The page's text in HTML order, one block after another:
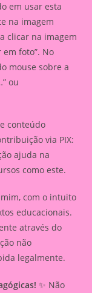
em usar esta
na imagem
clicar na imagem
em foto”. No
mouse sobre a
ou
conteúdo
via PIX:
ajuda na
como este.
com o intuito
educacionais.
através do
não
legalmente.
✨ Não